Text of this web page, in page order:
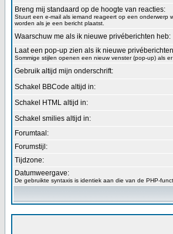
Breng mij standaard op de hoogte van reacties:
Stuurt een e-mail als iemand reageert op een onderwerp
worden als je een bericht plaatst.
Waarschuw me als ik nieuwe privéberichten heb:
Laat een pop-up zien als ik nieuwe
Sommige stijlen openen een nieuw venster (pop-up) als
Gebruik altijd mijn onderschrift:
Schakel BBCode altijd in:
Schakel HTML altijd in:
Schakel smilies altijd in:
Forumtaal:
Forumstijl:
Tijdzone:
Datumweergave:
De gebruikte syntaxis is identiek aan die van de PHP-